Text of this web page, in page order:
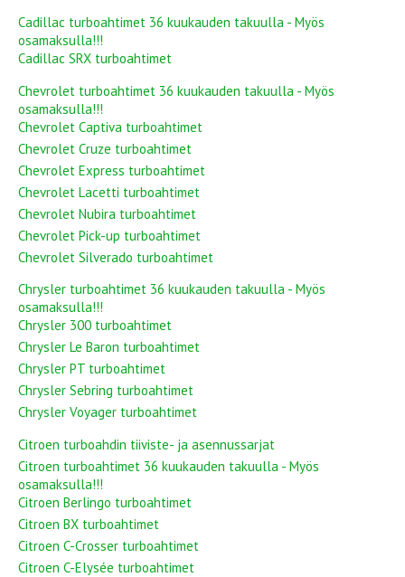
Cadillac turboahtimet 36 kuukauden takuulla - Myös
osamaksulla!!!
Cadillac SRX turboahtimet
Chevrolet turboahtimet 36 kuukauden takuulla - Myös
osamaksulla!!!
Chevrolet Captiva turboahtimet
Chevrolet Cruze turboahtimet
Chevrolet Express turboahtimet
Chevrolet Lacetti turboahtimet
Chevrolet Nubira turboahtimet
Chevrolet Pick-up turboahtimet
Chevrolet Silverado turboahtimet
Chrysler turboahtimet 36 kuukauden takuulla - Myös
osamaksulla!!!
Chrysler 300 turboahtimet
Chrysler Le Baron turboahtimet
Chrysler PT turboahtimet
Chrysler Sebring turboahtimet
Chrysler Voyager turboahtimet
Citroen turboahdin tiiviste- ja asennussarjat
Citroen turboahtimet 36 kuukauden takuulla - Myös
osamaksulla!!!
Citroen Berlingo turboahtimet
Citroen BX turboahtimet
Citroen C-Crosser turboahtimet
Citroen C-Elysée turboahtimet